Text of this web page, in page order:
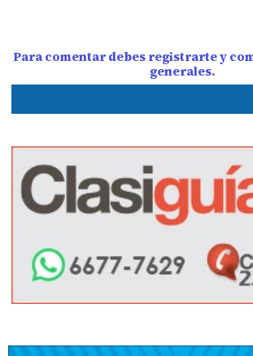
Para comentar debes registrarte y
generales.